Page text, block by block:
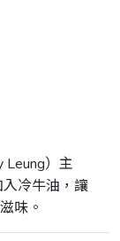
Leung）主
冷牛油，讓
味。